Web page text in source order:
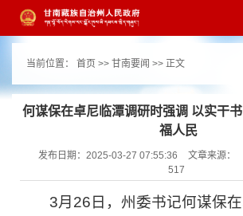
碍 打开适老化模式
当前位置： 首页 >> 甘南要闻 >> 正文
何谋保在卓尼临潭调研时强调 以实干
福人民
发布日期：2025-03-27 07:55:36 文章来源：
517
3月26日，州委书记何谋保